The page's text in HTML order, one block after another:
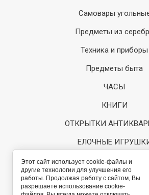
Самовары
Предметы из
Техника и приборы
Предметы быта
ЧАСЫ
КНИГИ
ОТКРЫТКИ
ЕЛОЧНЫЕ
Регистрация
Разработка интернет-
магазина
Этот сайт использует cookie-файлы и
другие технологии для улучшения его
работы. Продолжая работу с сайтом, Вы
разрешаете использование cookie-